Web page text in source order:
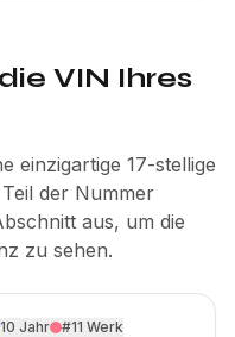
VIN Ihres
einzigartige 17-stellige
der Nummer
aus, um die
zu sehen.
Jahr #11 Werk